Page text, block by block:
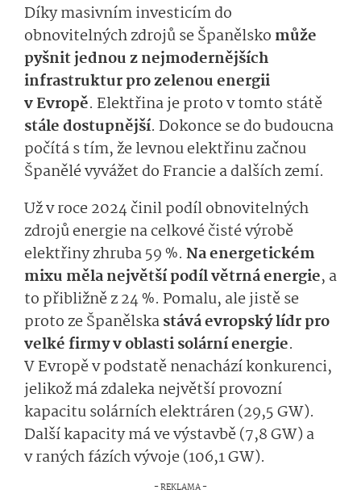
Díky masivním investicím do
obnovitelných zdrojů se Španělsko může
pyšnit jednou z nejmodernějších
infrastruktur pro zelenou energii
v Evropě. Elektřina je proto v tomto státě
stále dostupnější. Dokonce se do budoucna
počítá s tím, že levnou elektřinu začnou
Španělé vyvážet do Francie a dalších zemí.
Už v roce 2024 činil podíl obnovitelných
zdrojů energie na celkové čisté výrobě
elektřiny zhruba 59 %. Na energetickém
mixu měla největší podíl větrná energie, a
to přibližně z 24 %. Pomalu, ale jistě se
proto ze Španělskastává evropský lídr pro
velké firmy v oblasti solární energie.
V Evropě v podstatě nenachází konkurenci,
jelikož má zdaleka největší provozní
kapacitu solárních elektráren (29,5 GW).
Další kapacity má ve výstavbě (7,8 GW) a
v raných fázích vývoje (106,1 GW).